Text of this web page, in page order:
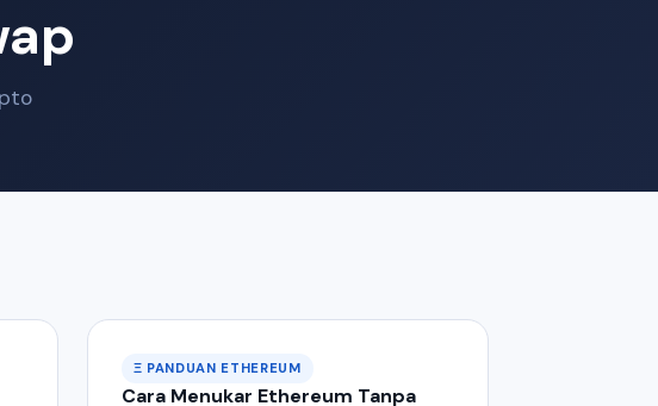
Ξ PANDUAN ETHEREUM
Cara Menukar Ethereum Tanpa